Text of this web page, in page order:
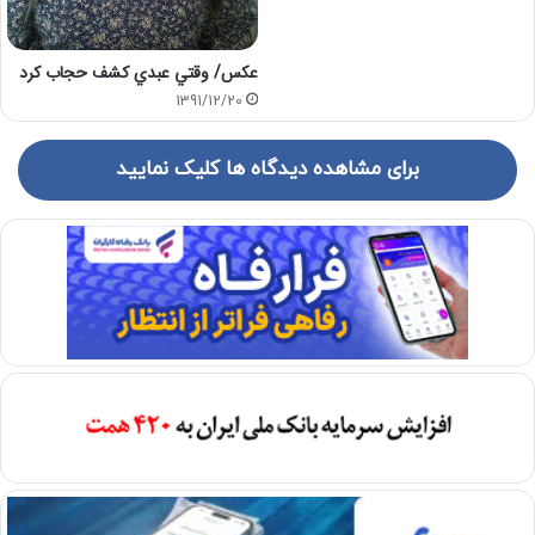
عکس/ وقتي عبدي کشف حجاب کرد
1391/12/20
برای مشاهده دیدگاه ها کلیک نمایید